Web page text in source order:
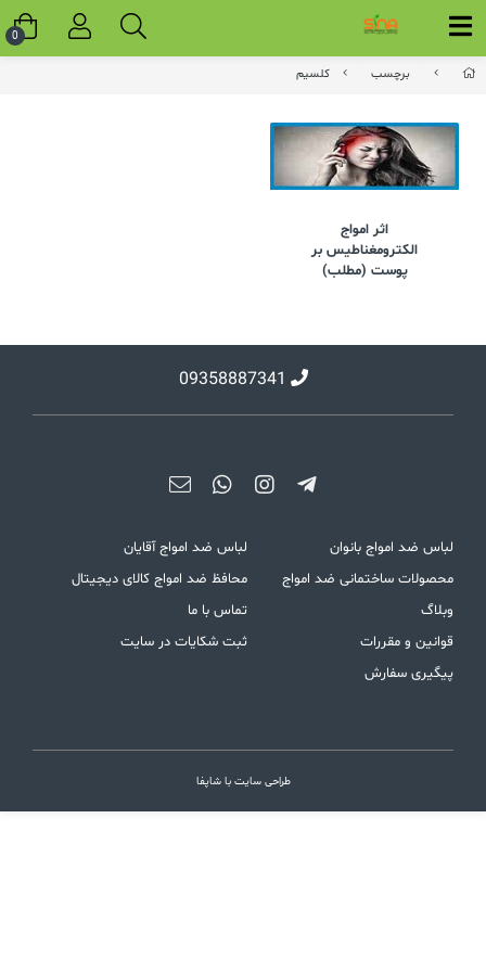
برچسب کلسیم
اثر امواج
الکترومغناطیس بر
پوست (مطلب)
09358887341
لباس ضد امواج بانوان
لباس ضد امواج آقایان
محصولات ساختمانی ضد امواج
محافظ ضد امواج کالای دیجیتال
وبلاگ
تماس با ما
قوانین و مقررات
ثبت شکایات در سایت
پیگیری سفارش
طراحی سایت با شاپفا
0